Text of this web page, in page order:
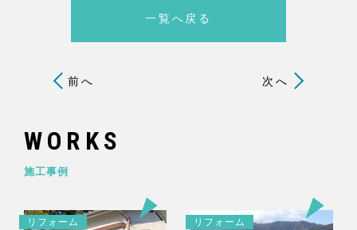
前へ 次へ
一覧へ戻る
WORKS
施工事例
リフォーム リフォーム